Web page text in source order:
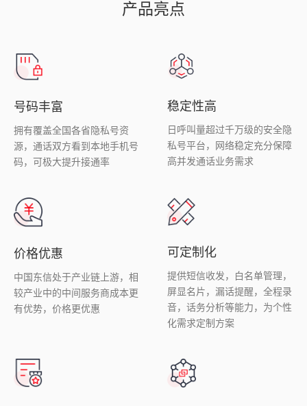
产品亮点
号码丰富
拥有覆盖全国各省隐私号资
源，通话双方看到本地手机号
码，可极大提升接通率
稳定性高
日呼叫量超过千万级的安全隐
私号平台，网络稳定充分保障
高并发通话业务需求
价格优惠
中国东信处于产业链上游，相
较产业中的中间服务商成本更
有优势，价格更优惠
可定制化
提供短信收发，白名单管理，
屏显名片，漏话提醒，全程录
音，话务分析等能力，为个性
化需求定制方案